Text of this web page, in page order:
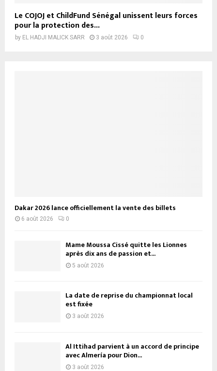
Le COJOJ et ChildFund Sénégal unissent leurs forces
pour la protection des...
by EL HADJI MALICK SARR 3 août 2026 0
Dakar 2026 lance officiellement la vente des billets
6 août 2026 0
Mame Moussa Cissé quitte les Lionnes
après dix ans de passion et...
5 août 2026
La date de reprise du championnat local
est fixée
3 août 2026
Al Ittihad parvient à un accord de principe
avec Almería pour Dion...
3 août 2026